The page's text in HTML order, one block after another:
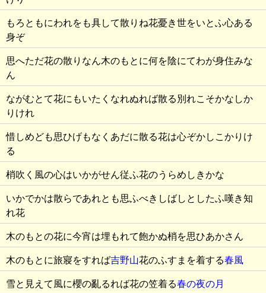
もろともにわれをも具して散りね花憂き世をいとふ心ある
身ぞ
思へただ花の散りなん木のもとに何を陰にてわが身住みな
ん
ながむとて花にもいたくなれぬれば散る別れこそかなしか
りけれ
惜しめども思ひげもなくあだに散る花は心ぞかしこかりけ
る
梢吹く風の心はいかがせん従ふ花のうらめしきかな
いかでかは散らであれとも思ふべきしばしとしたふ嘆き知
れ花
木のもとの花に今宵は埋もれて飽かぬ梢を思ひあかさん
木のもとに旅寢をすれば吉野山花のふすまを着する春風
雪と見えて風に櫻の亂るれば花の笠着る春の夜の月